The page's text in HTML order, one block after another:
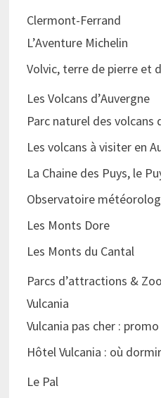
Clermont-Ferrand
L’Aventure Michelin
Volvic, terre de pierre et
Les Volcans d’Auvergne
Parc naturel des volcans
Les volcans à visiter en
La Chaine des Puys, le
Observatoire
Les Monts Dore
Les Monts du Cantal
Parcs d’attractions &
Vulcania
Vulcania pas cher :
Hôtel Vulcania : où
Le Pal